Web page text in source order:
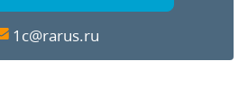
1c@rarus.ru